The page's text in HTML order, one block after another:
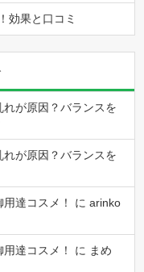
効果と口コミ
が原因？バランスを
が原因？バランスを
達コスメ！ にarinko
達コスメ！ に まめ